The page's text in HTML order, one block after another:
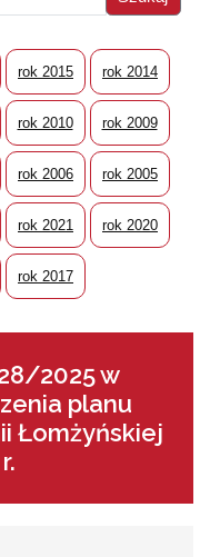
rok 2015 rok 2014
rok 2010 rok 2009
rok 2006 rok 2005
rok 2021 rok 2020
rok 2017
2025 w
planu
Łomżyńskiej